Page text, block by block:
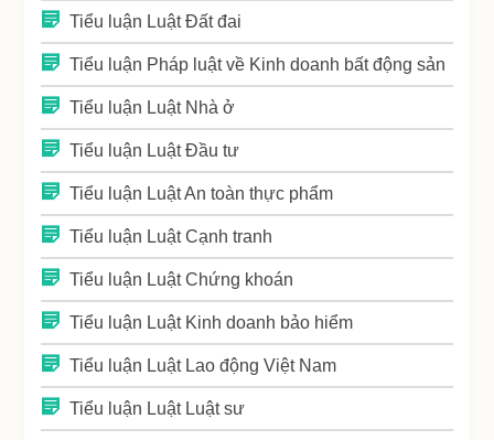
Tiểu luận Luật Đất đai
Tiểu luận Pháp luật về Kinh doanh bất động sản
Tiểu luận Luật Nhà ở
Tiểu luận Luật Đầu tư
Tiểu luận Luật An toàn thực phẩm
Tiểu luận Luật Cạnh tranh
Tiểu luận Luật Chứng khoán
Tiểu luận Luật Kinh doanh bảo hiểm
Tiểu luận Luật Lao động Việt Nam
Tiểu luận Luật Luật sư